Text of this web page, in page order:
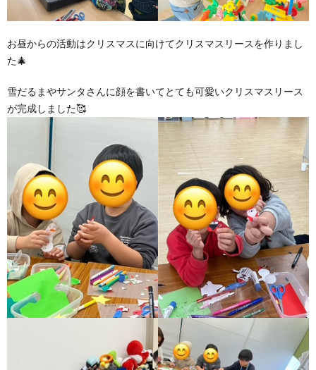
お昼からの活動はクリスマスに向けてクリスマスリースを作りまし
た🎄
雪だるまやサンタさんに顔を書いてとても可愛いクリスマスリース
が完成しました🥰